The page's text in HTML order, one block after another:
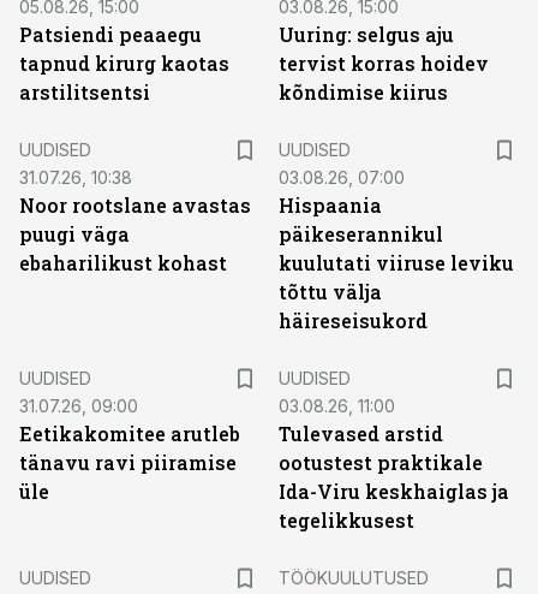
05.08.26, 15:00
Patsiendi peaaegu
tapnud kirurg kaotas
arstilitsentsi
03.08.26, 15:00
Uuring: selgus aju
tervist korras hoidev
kõndimise kiirus
UUDISED
31.07.26, 10:38
Noor rootslane avastas
puugi väga
ebaharilikust kohast
UUDISED
03.08.26, 07:00
Hispaania
päikeserannikul
kuulutati viiruse leviku
tõttu välja
häireseisukord
UUDISED
31.07.26, 09:00
Eetikakomitee arutleb
tänavu ravi piiramise
üle
UUDISED
03.08.26, 11:00
Tulevased arstid
ootustest praktikale
Ida-Viru keskhaiglas ja
tegelikkusest
UUDISED
TÖÖKUULUTUSED